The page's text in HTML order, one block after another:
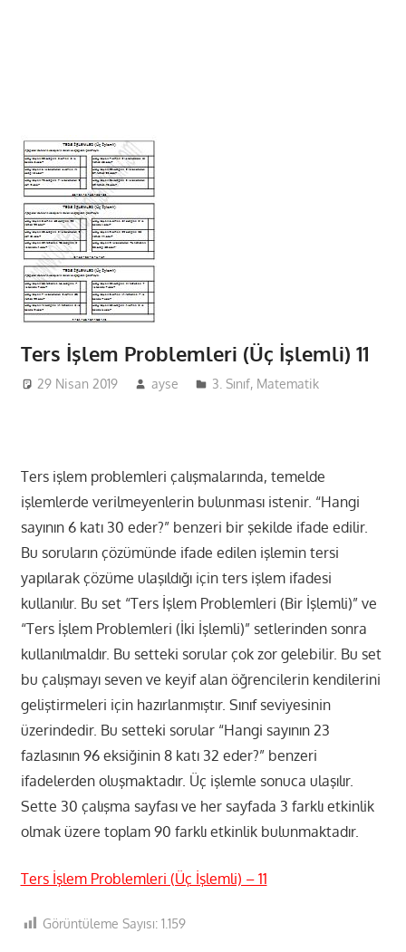
Ters İşlem Problemleri (Üç İşlemli) 11
29 Nisan 2019 ayse 3. Sınıf, Matematik
Ters işlem problemleri çalışmalarında, temelde
işlemlerde verilmeyenlerin bulunması istenir. “Hangi
sayının 6 katı 30 eder?” benzeri bir şekilde ifade edilir.
Bu soruların çözümünde ifade edilen işlemin tersi
yapılarak çözüme ulaşıldığı için ters işlem ifadesi
kullanılır. Bu set “Ters İşlem Problemleri (Bir İşlemli)” ve
“Ters İşlem Problemleri (İki İşlemli)” setlerinden sonra
kullanılmaldır. Bu setteki sorular çok zor gelebilir. Bu set
bu çalışmayı seven ve keyif alan öğrencilerin kendilerini
geliştirmeleri için hazırlanmıştır. Sınıf seviyesinin
üzerindedir. Bu setteki sorular “Hangi sayının 23
fazlasının 96 eksiğinin 8 katı 32 eder?” benzeri
ifadelerden oluşmaktadır. Üç işlemle sonuca ulaşılır.
Sette 30 çalışma sayfası ve her sayfada 3 farklı etkinlik
olmak üzere toplam 90 farklı etkinlik bulunmaktadır.
Ters İşlem Problemleri (Üç İşlemli) – 11
Görüntüleme Sayısı: 1.159